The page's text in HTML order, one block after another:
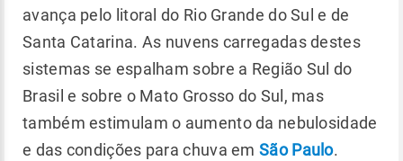
avança pelo litoral do Rio Grande do Sul e de
Santa Catarina. As nuvens carregadas destes
sistemas se espalham sobre a Região Sul do
Brasil e sobre o Mato Grosso do Sul, mas
também estimulam o aumento da nebulosidade
e das condições para chuva emSão Paulo.